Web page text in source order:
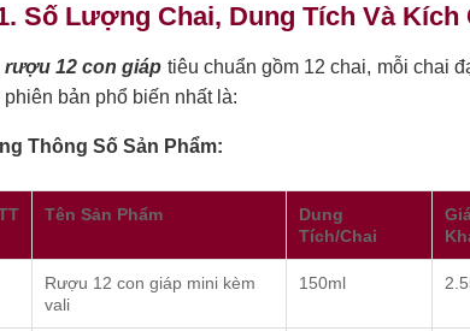
Số Lượng Chai, Dung Tích Và Kích
rượu 12 con giáp tiêu chuẩn gồm 12 chai, mỗi chai
phiên bản phổ biến nhất là:
Thông Số Sản Phẩm:
Tên Sản Phẩm
Dung
Tích/Chai
Rượu 12 con giáp mini kèm
vali
150ml